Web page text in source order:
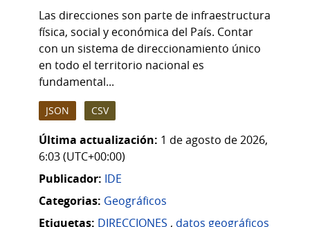
Las direcciones son parte de infraestructura
física, social y económica del País. Contar
con un sistema de direccionamiento único
en todo el territorio nacional es
fundamental...
JSON CSV
Última actualización: 1 de agosto de 2026,
6:03 (UTC+00:00)
Publicador: IDE
Categorias: Geográficos
Etiquetas: DIRECCIONES , datos geográficos